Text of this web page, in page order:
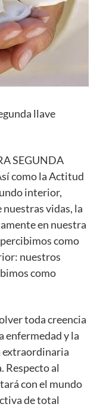
llave
SEGUNDA
como la Actitud
interior,
vidas, la
en nuestra
como
nuestros
como
toda creencia
enfermedad y la
extraordinaria
Respecto al
con el mundo
de total